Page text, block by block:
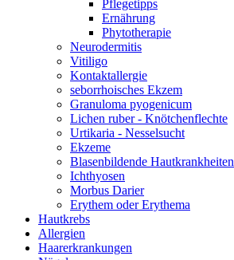
Pflegetipps
Ernährung
Phytotherapie
Neurodermitis
Vitiligo
Kontaktallergie
seborrhoisches Ekzem
Granuloma pyogenicum
Lichen ruber - Knötchenflechte
Urtikaria - Nesselsucht
Ekzeme
Blasenbildende Hautkrankheiten
Ichthyosen
Morbus Darier
Erythem oder Erythema
Hautkrebs
Allergien
Haarerkrankungen